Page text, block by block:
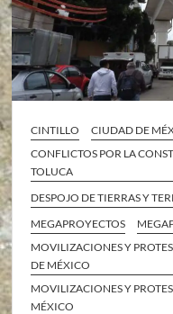
CINTILLO
CIUDAD DE
CONFLICTOS POR LA
TOLUCA
DESPOJO DE TIERRAS Y
MEGAPROYECTOS
MOVILIZACIONES Y
DE MÉXICO
MOVILIZACIONES Y
MÉXICO